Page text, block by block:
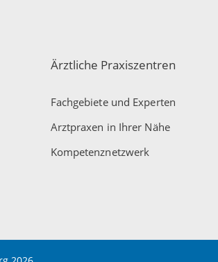
Ärztliche Praxiszentren
Fachgebiete und Experten
Arztpraxen in Ihrer Nähe
Kompetenznetzwerk